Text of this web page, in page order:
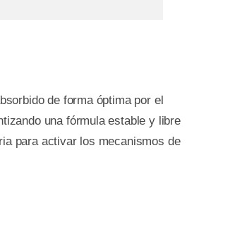
de forma óptima por el
una fórmula estable y libre
para activar los mecanismos de